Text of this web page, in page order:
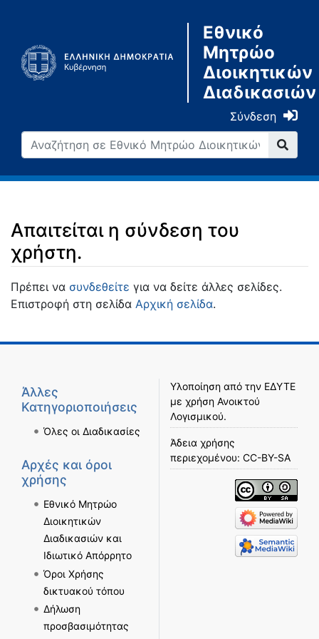
Εθνικό
Μητρώο
Διοικητικών
Διαδικασιών
Σύνδεση
Απαιτείται η σύνδεση του
χρήστη.
Μετάβαση σε:πλοήγηση,αναζήτηση
Πρέπει να συνδεθείτε για να δείτε άλλες σελίδες.
Επιστροφή στη σελίδα Αρχική σελίδα.
Άλλες
Κατηγοριοποιήσεις
Όλες οι Διαδικασίες
Αρχές και όροι
χρήσης
Εθνικό Μητρώο
Διοικητικών
Διαδικασιών και
Ιδιωτικό Απόρρητο
Όροι Χρήσης
δικτυακού τόπου
Δήλωση
προσβασιμότητας
Υλοποίηση από την ΕΔΥΤΕ
με χρήση Ανοικτού
Λογισμικού.
Άδεια χρήσης
περιεχομένου: CC-BY-SA